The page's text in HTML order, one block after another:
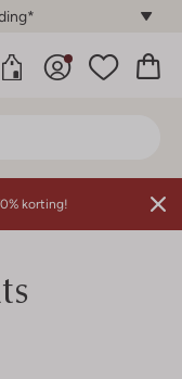
korting!